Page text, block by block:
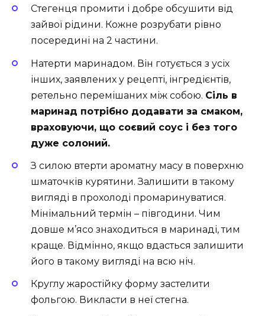
Стегенця промити і добре обсушити від
зайвої рідини. Кожне розрубати рівно
посередині на 2 частини.
Натерти маринадом. Він готується з усіх
інших, заявлених у рецепті, інгредієнтів,
ретельно перемішаних між собою. Сіль в
маринад потрібно додавати за смаком,
враховуючи, що соєвий соус і без того
дуже солоний.
З силою втерти ароматну масу в поверхню
шматочків курятини. Залишити в такому
вигляді в прохолоді промаринуватися.
Мінімальний термін – півгодини. Чим
довше м’ясо знаходиться в маринаді, тим
краще. Відмінно, якщо вдасться залишити
його в такому вигляді на всю ніч.
Круглу жаростійку форму застелити
фольгою. Викласти в неї стегна.